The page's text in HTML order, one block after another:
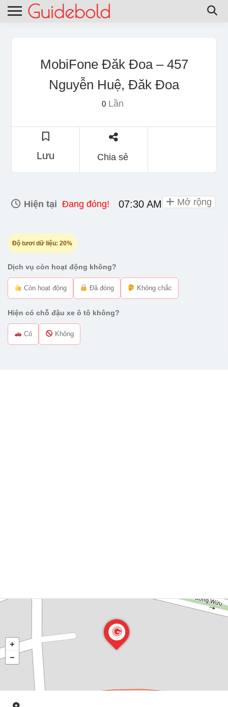
MobiFone Đăk Đoa – 457
Nguyễn Huệ, Đăk Đoa
0Lần
Lưu Chia sẻ
Hiện tại Đang đóng! 07:30 AM - 06:00 PM
Độ tươi dữ liệu: 20%
Dịch vụ còn hoạt động không?
Còn hoạt động Đã đóng Không chắc
Hiện có chỗ đậu xe ô tô không?
Có Không
Mở rộng